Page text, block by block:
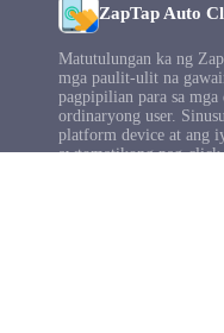
ZapTap Auto
Matutulungan ka ng
mga paulit-ulit na
pagpipilian para sa
ordinaryong user.
platform device at ang
awtomatikong pag-click.